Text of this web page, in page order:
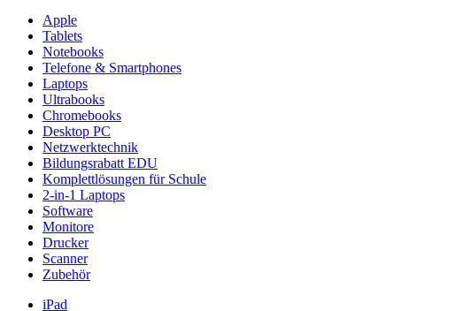
Apple
Tablets
Notebooks
Telefone & Smartphones
Laptops
Ultrabooks
Chromebooks
Desktop PC
Netzwerktechnik
Bildungsrabatt EDU
Komplettlösungen für Schule
2-in-1 Laptops
Software
Monitore
Drucker
Scanner
Zubehör
iPad